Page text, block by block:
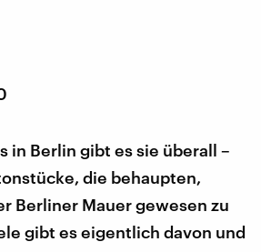
in Berlin gibt es sie überall –
die behaupten,
Berliner Mauer gewesen zu
gibt es eigentlich davon und